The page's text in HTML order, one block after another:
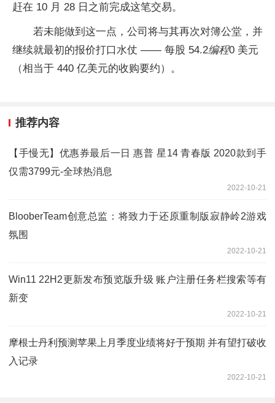
赶在 10 月 28 日之前完成这笔交易。
若未能做到这一点，公司将与其再次对簿公堂，并
继续就最初的报价打口水仗 —— 每股 54.2编程0 美元
（相当于 440 亿美元的收购要约）。
推荐内容
【手慢无】优惠券最后一日 惠普 星14 青春版 2020款到手
仅需3799元-全球热消息
2022-10-21
BlooberTeam创意总监：将致力于还原重制版寂静岭2游戏
氛围
2022-10-21
Win11 22H2更新发布预览版升级 账户注册任务栏搜索等有
新变
2022-10-21
摩根士丹利预测苹果上月季度业绩将好于预期 并有望打破收
入记录
2022-10-21